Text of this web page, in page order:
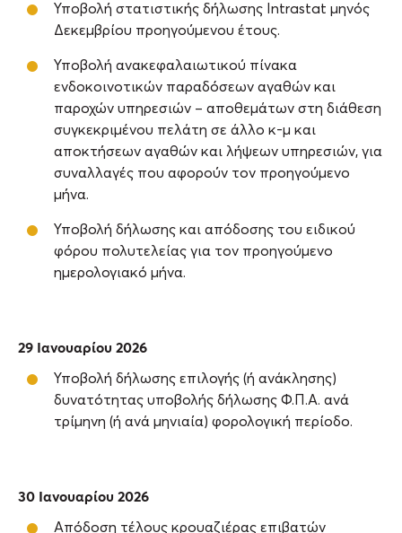
Υποβολή στατιστικής δήλωσης Intrastat μηνός
Δεκεμβρίου προηγούμενου έτους.
Υποβολή ανακεφαλαιωτικού πίνακα
ενδοκοινοτικών παραδόσεων αγαθών και
παροχών υπηρεσιών – αποθεμάτων στη διάθεση
συγκεκριμένου πελάτη σε άλλο κ-μ και
αποκτήσεων αγαθών και λήψεων υπηρεσιών, για
συναλλαγές που αφορούν τον προηγούμενο
μήνα.
Υποβολή δήλωσης και απόδοσης του ειδικού
φόρου πολυτελείας για τον προηγούμενο
ημερολογιακό μήνα.
29 Ιανουαρίου 2026
Υποβολή δήλωσης επιλογής (ή ανάκλησης)
δυνατότητας υποβολής δήλωσης Φ.Π.Α. ανά
τρίμηνη (ή ανά μηνιαία) φορολογική περίοδο.
30 Ιανουαρίου 2026
Απόδοση τέλους κρουαζιέρας επιβατών